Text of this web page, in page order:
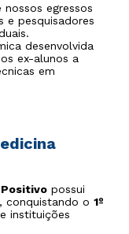
nossos egressos
e pesquisadores
desenvolvida
ex-alunos a
em
Positivo possui
, conquistando o 1º
instituições